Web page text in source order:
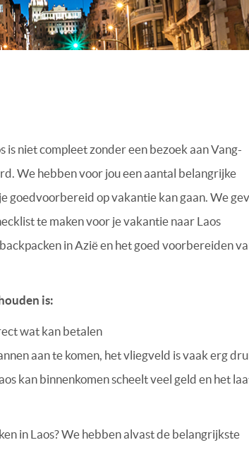
is niet compleet zonder een bezoek aan Vang-
We hebben voor jou een aantal belangrijke
goedvoorbereid op vakantie kan gaan. We
te maken voor je vakantie naar Laos
in Azië en het goed voorbereiden
is:
wat kan betalen
aan te komen, het vliegveld is vaak erg
kan binnenkomen scheelt veel geld en het
in Laos? We hebben alvast de belangrijkste